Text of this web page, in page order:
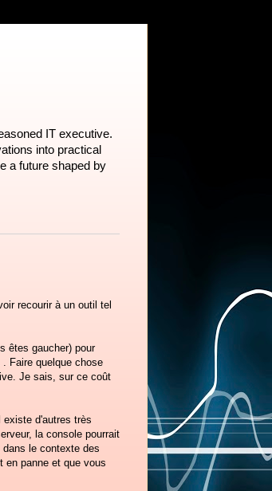
IT executive.
into practical
a future shaped by
recourir à un outil tel
êtes gaucher) pour
Faire quelque chose
Je sais, sur ce coût
d'autres très
la console pourrait
le contexte des
en panne et que vous